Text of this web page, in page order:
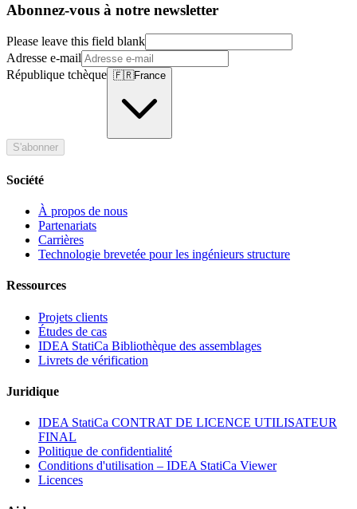
Abonnez-vous à notre newsletter
Please leave this field blank
Adresse e-mail
République tchèque 🇫🇷France
S'abonner
Société
À propos de nous
Partenariats
Carrières
Technologie brevetée pour les ingénieurs structure
Ressources
Projets clients
Études de cas
IDEA StatiCa Bibliothèque des assemblages
Livrets de vérification
Juridique
IDEA StatiCa CONTRAT DE LICENCE UTILISATEUR
FINAL
Politique de confidentialité
Conditions d'utilisation – IDEA StatiCa Viewer
Licences